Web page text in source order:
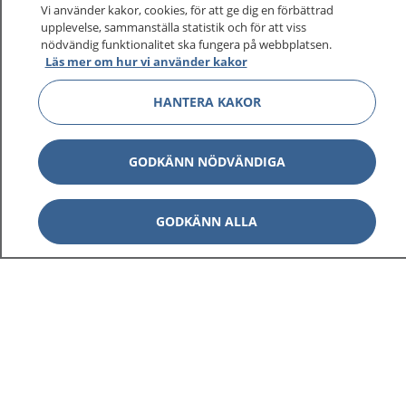
sjukvårdsrådgivning dygnet runt.
1177 ger dig råd när du vill må bättre.
1177 på flera språk Visa
Om 1177 Visa
Visa
Vi använder kakor, cookies, för att ge dig en förbättrad
upplevelse, sammanställa statistik och för att viss
nödvändig funktionalitet ska fungera på webbplatsen.
Läs mer om hur vi använder kakor
HANTERA KAKOR
GODKÄNN NÖDVÄNDIGA
GODKÄNN ALLA